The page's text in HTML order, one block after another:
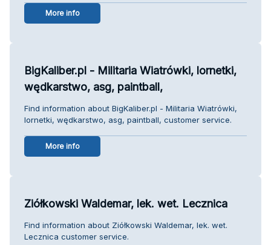
More info
BigKaliber.pl - Militaria Wiatrówki, lornetki,
wędkarstwo, asg, paintball,
Find information about BigKaliber.pl - Militaria Wiatrówki,
lornetki, wędkarstwo, asg, paintball, customer service.
More info
Ziółkowski Waldemar, lek. wet. Lecznica
Find information about Ziółkowski Waldemar, lek. wet.
Lecznica customer service.